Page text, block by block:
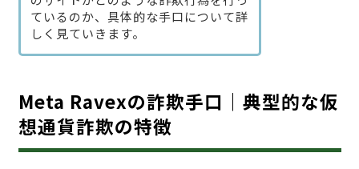
ているのか、具体的な手口について詳
しく見ていきます。
Meta Ravexの詐欺手口｜典型的な仮
想通貨詐欺の特徴